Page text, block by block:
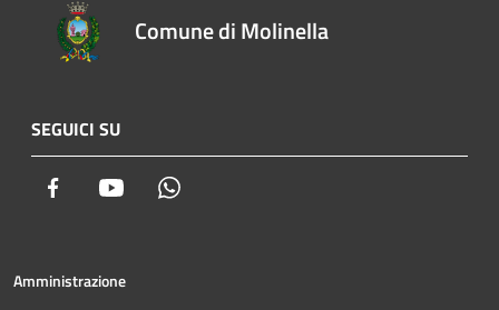
Comune di Molinella
SEGUICI SU
Facebook Youtube
Amministrazione